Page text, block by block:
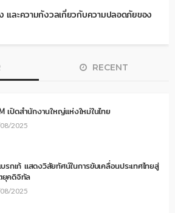
และความกังวลเกี่ยวกับความปลอดภัยของ
RECENT
เปิดสำนักงานใหญ่แห่งใหม่ในไทย
2025
บรกเก้ แสดงวิสัยทัศน์ในการขับเคลื่อนประเทศไทยสู่
ยุคดิจิทัล
2025